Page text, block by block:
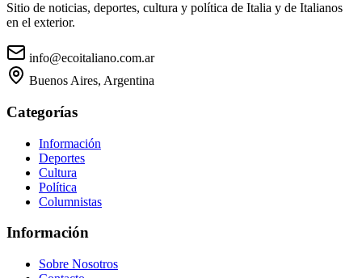
Sitio de noticias, deportes, cultura y política de Italia y de Italianos
en el exterior.
info@ecoitaliano.com.ar
Buenos Aires, Argentina
Categorías
Información
Deportes
Cultura
Política
Columnistas
Información
Sobre Nosotros